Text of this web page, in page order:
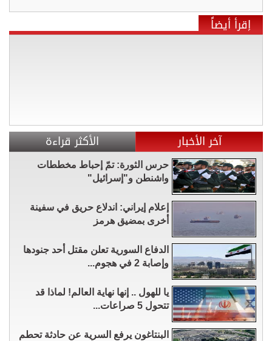
إقرأ أيضاً
آخر الأخبار الأكثر قراءة
حرس الثورة: تمّ إحباط مخططات
واشنطن و"إسرائيل"
إعلام إيراني: اندلاع حريق في سفينة
أخرى بمضيق هرمز
الدفاع السورية تعلن مقتل أحد جنودها
وإصابة 2 في هجوم...
يا للهول .. إنها نهاية العالم! لماذا قد
تتحول 5 صراعات...
البنتاغون يرفع السرية عن حادثة تحطم